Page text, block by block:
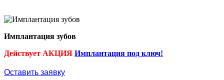
Имплантация зубов
Действует АКЦИЯ Имплантация под ключ!
Оставить заявку